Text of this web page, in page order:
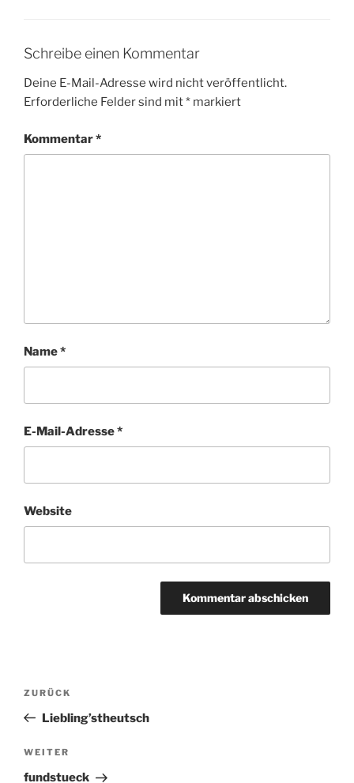
Schreibe einen Kommentar
Deine E-Mail-Adresse wird nicht veröffentlicht.
Erforderliche Felder sind mit* markiert
Kommentar*
Name*
E-Mail-Adresse*
Website
Beitragsnavigation
Vorheriger
Beitrag
ZURÜCK
Liebling’stheutsch
Nächster
Beitrag
WEITER
fundstueck